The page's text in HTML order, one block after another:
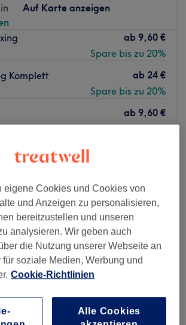
Auf Karte anzeigen
ab 9,60 €
Spare bis zu 20%
Komplett
ab 24 €
Spare bis zu 20%
ab 9,60 €
Spare bis zu 20%
10:00– 17:00
10:00–17:00
10:00–17:00
10:00–17:00
10:00–17:00
Geschlossen
das sich in der vibrierenden Stadt Berlin
Ort ist bekannt für seine hochwertigen
eigene Cookies und Cookies von
und Anzeigen zu personalisieren,
bereitzustellen und unseren
analysieren. Wir geben auch
die Nutzung unserer Webseite an
für soziale Medien, Werbung und
Cookie-Richtlinien
Alle Cookies